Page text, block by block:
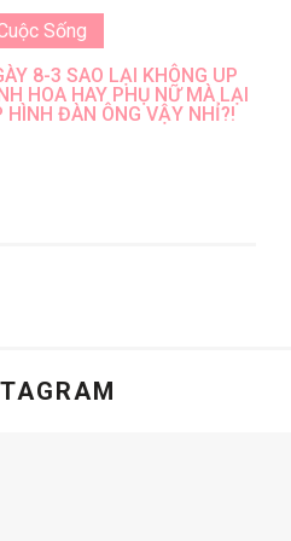
Sống
8-3 SAO LẠI KHÔNG UP
HOA HAY PHỤ NỮ MÀ LẠI
HÌNH ĐÀN ÔNG VẬY NHỈ?!